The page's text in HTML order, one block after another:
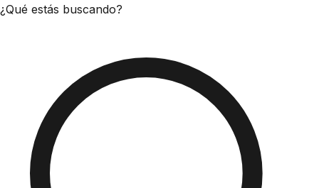
¿Qué estás buscando?